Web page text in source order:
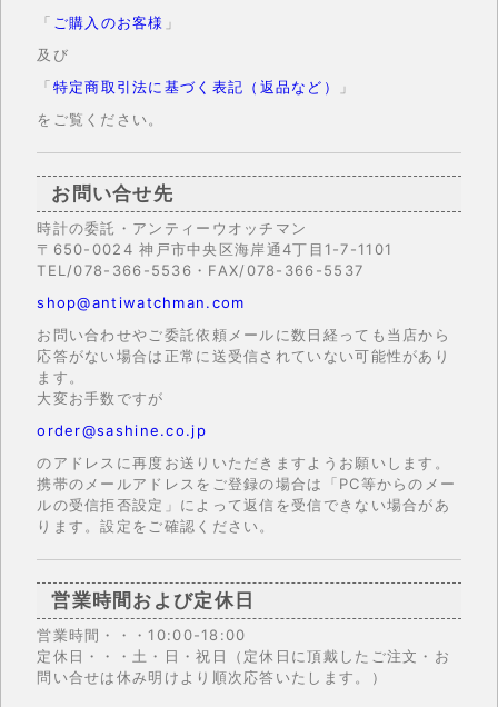
「 ご購入のお客様 」
及び
「特定商取引法に基づく表記（返品など）
」
をご覧ください。
お問い合せ先
時計の委託・アンティーウオッチマン
〒650-0024 神戸市中央区海岸通4丁目1-7-1101
TEL/078-366-5536・FAX/078-366-5537
shop@antiwatchman.com
お問い合わせやご委託依頼メールに数日経っても当店から
応答がない場合は正常に送受信されていない可能性があり
ます。
大変お手数ですが
order@sashine.co.jp
のアドレスに再度お送りいただきますようお願いします。
携帯のメールアドレスをご登録の場合は「PC等からのメー
ルの受信拒否設定」によって返信を受信できない場合があ
ります。設定をご確認ください。
営業時間および定休日
営業時間・・・10:00-18:00
定休日・・・土・日・祝日（定休日に頂戴したご注文・お
問い合せは休み明けより順次応答いたします。）